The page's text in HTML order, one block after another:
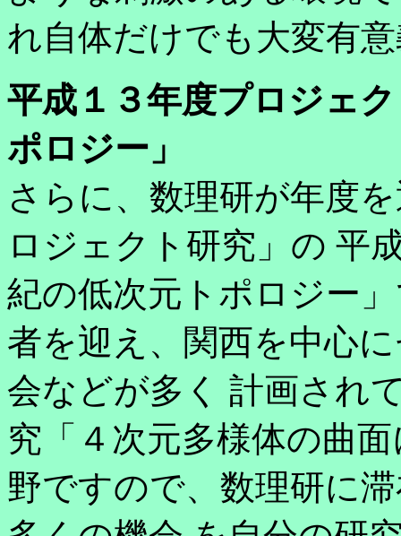
れ自体だけでも大変有
平成１３年度プロジェ
ポロジー」
さらに、数理研が年度
ロジェクト研究」の 平
紀の低次元トポロジー
者を迎え、関西を中心
会などが多く 計画され
究「４次元多様体の曲
野ですので、数理研に